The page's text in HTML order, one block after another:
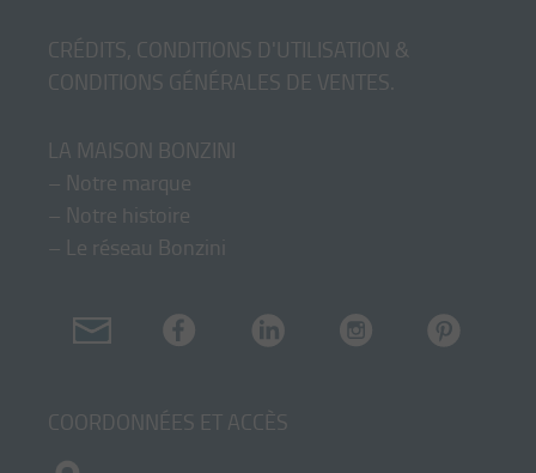
CRÉDITS, CONDITIONS D'UTILISATION &
CONDITIONS GÉNÉRALES DE VENTES
LA MAISON BONZINI
– Notre marque
– Notre histoire
– Le réseau Bonzini
COORDONNÉES ET ACCÈS